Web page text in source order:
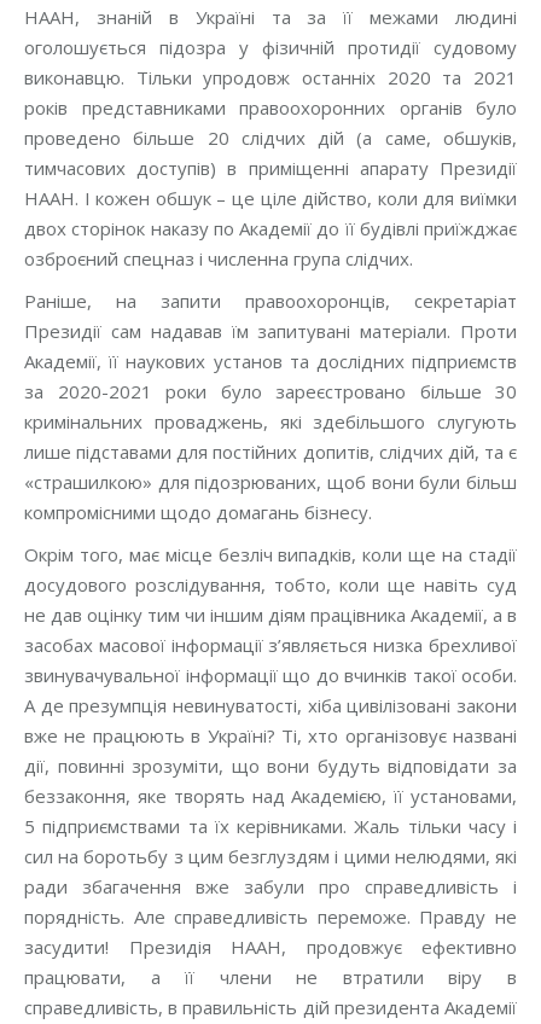
НААН, знаній в Україні та за її межами людині
оголошується підозра у фізичній протидії судовому
виконавцю. Тільки упродовж останніх 2020 та 2021
років представниками правоохоронних органів було
проведено більше 20 слідчих дій (а саме, обшуків,
тимчасових доступів) в приміщенні апарату Президії
НААН. І кожен обшук – це ціле дійство, коли для виїмки
двох сторінок наказу по Академії до її будівлі приїжджає
озброєний спецназ і численна група слідчих.
Раніше, на запити правоохоронців, секретаріат
Президії сам надавав їм запитувані матеріали. Проти
Академії, її наукових установ та дослідних підприємств
за 2020-2021 роки було зареєстровано більше 30
кримінальних проваджень, які здебільшого слугують
лише підставами для постійних допитів, слідчих дій, та є
«страшилкою» для підозрюваних, щоб вони були більш
компромісними щодо домагань бізнесу.
Окрім того, має місце безліч випадків, коли ще на стадії
досудового розслідування, тобто, коли ще навіть суд
не дав оцінку тим чи іншим діям працівника Академії, а в
засобах масової інформації з’являється низка брехливої
звинувачувальної інформації що до вчинків такої особи.
А де презумпція невинуватості, хіба цивілізовані закони
вже не працюють в Україні? Ті, хто організовує названі
дії, повинні зрозуміти, що вони будуть відповідати за
беззаконня, яке творять над Академією, її установами,
5 підприємствами та їх керівниками. Жаль тільки часу і
сил на боротьбу з цим безглуздям і цими нелюдями, які
ради збагачення вже забули про справедливість і
порядність. Але справедливість переможе. Правду не
засудити! Президія НААН, продовжує ефективно
працювати, а її члени не втратили віру в
справедливість, в правильність дій президента Академії